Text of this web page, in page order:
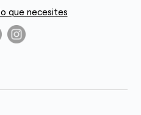
que necesites